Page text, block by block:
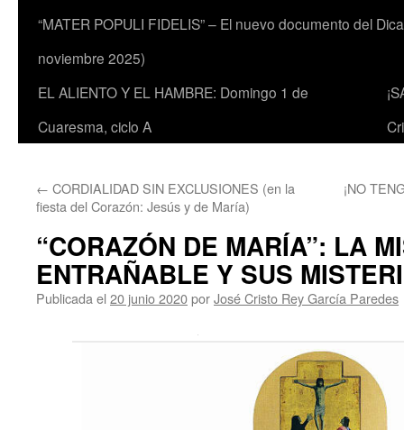
“MATER POPULI FIDELIS” – El nuevo documento del
noviembre 2025)
EL ALIENTO Y EL HAMBRE: Domingo 1 de
Cuaresma, ciclo A
← CORDIALIDAD SIN EXCLUSIONES (en la
fiesta del Corazón: Jesús y de María)
¡NO
“CORAZÓN DE MARÍA”: LA
ENTRAÑABLE Y SUS
Publicada el 20 junio 2020porJosé Cristo Rey García Paredes